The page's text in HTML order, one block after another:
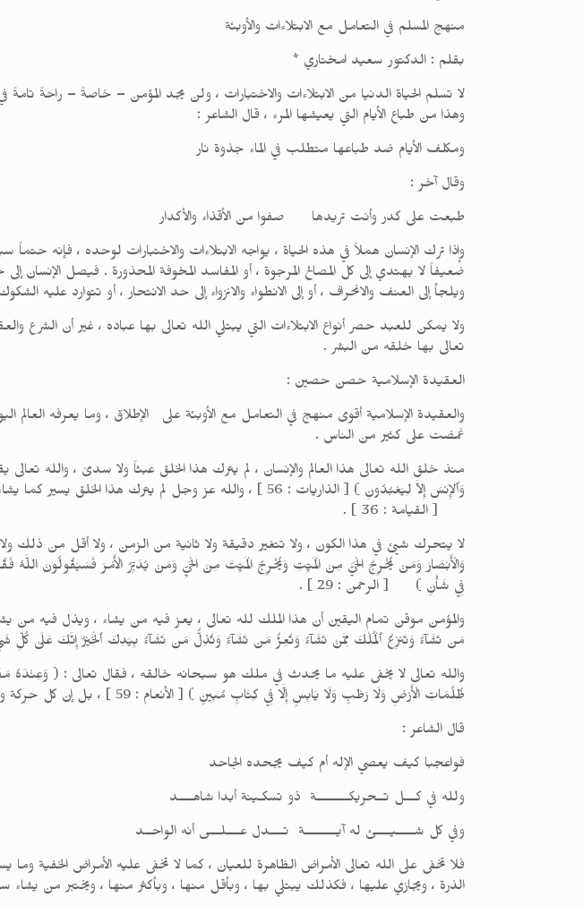
منهج المسلم في التعامل مع الابتلاءات والأوبئة
بقلم : الدكتور سعيد امختاري *
لا تسلم الحياة الدنيا من الابتلاءات والاختبارات ، ولن يجد المؤمن – خاصةً – راحةً
وهذا من طباع الأيام التي يعيشها المرء ، قال الشاعر :
ومكلف الأيام ضد طباعها متطلب في الماء جذوة نار
وقال آخر :
طبعت على كدر وأنت تريدها صفوا من الأقذاء والأكدار
وإذا ترك الإنسان هملاً في هذه الحياة ، يواجه الابتلاءات والاختبارات لوحده ، فإنه
ضعيفاً لا يهتدي إلى كل المصالح المرجوة ، أو المفاسد المخوفة المحذورة . فيصل الإنسان
ويلجأ إلى العنف والانحراف ، أو إلى الانطواء والانزواء إلى حد الانتحار ، أو تتوارد
ولا يمكن للعبد حصر أنواع الابتلاءات التي يبتلي الله تعالى بها عباده ، غير أن الشرع
تعالى بها خلقه من البشر .
العقيدة الإسلامية حصن حصين :
والعقيدة الإسلامية أقوى منهج في التعامل مع الأوبئة على الإطلاق ، وما يعرفه
غمضت على كثير من الناس .
وَٱلإِنسَ إِلاَّ لِيَعْبُدُونِ ) [ الذاريات : 56 ] ، والله عز وجل لم
[ القيامة : 36 ] .
لا يتحرك شيئ في هذا الكون ، ولا تتغير دقيقة ولا ثانية من الزمن ، ولا أقل من ذلك
فِي شَأْنٍ ) [ الرحمن : 29 ] .
والمؤمن موقن تمام اليقين أن هذا الملك لله تعالى ، يعز فيه من يشاء ، ويذل فيه
مَن تَشَآءُ وَتَنزِعُ ٱلْمُلْكَ مِمَّنْ تَشَآءُ وَتُعِزُّ مَن تَشَآءُ وَتُذِلُّ مَن تَشَآءُ بِيَدِكَ ٱلْخَيْرُ إِنَّكَ عَلَىٰ كُلِّ شَيْءٍ
والله تعالى لا يخفى عليه ما يحدث في ملك هو سبحانه خالقه ، فقال تعالى : ( وَعِنْدَهُ
ظُلُمَاتِ الْأَرْضِ وَلَا رَطْبٍ وَلَا يَابِسٍ إِلَّا فِي كِتَابٍ مُبِينٍ ) [ الأنعام : 59 ] ، بل إن كل حركة وسكنة في هذا الكون مهما دقت أو جلت ، تدل على وحدانية الله تعالى وحكمه .
قال الشاعر :
فواعجبا كيف يعصي الإله أم كيف يجحده الجاحد
ولله في كـــل تــحريكـــــــــة ذو تسكـينة أبدا شاهــــد
وفي كل شـــــيــــئ له آيـــــــــة تــــدل عــــلـــى أنه الواحــد
فلا تخفى على الله تعالى الأمراض الظاهرة للعيان ، كما لا تخفى عليه الأمراض الخفية
الذرة ، ويجازي عليها ، فكذلك يبتلي بها ، وبأقل منها ، وبأكثر منها ، ويختبر من يشاء